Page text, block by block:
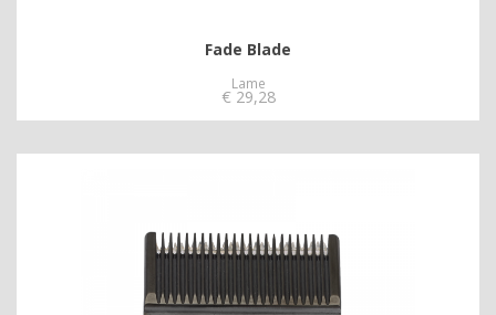
Fade Blade
Lame
€ 29,28